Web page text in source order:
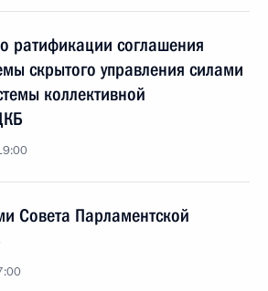
ратификации соглашения
скрытого управления силами
коллективной
Совета Парламентской